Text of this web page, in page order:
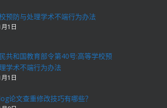
预防与处理学术不端行为办法
1日
共和国教育部令第40号:高等学校预
学术不端行为办法
1日
论文查重修改技巧有哪些？